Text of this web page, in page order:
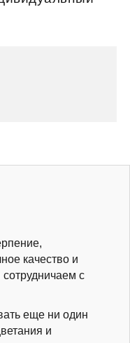
качество и
с
еще ни один
и